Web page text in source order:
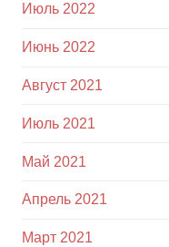
Июль 2022
Июнь 2022
Август 2021
Июль 2021
Май 2021
Апрель 2021
Март 2021